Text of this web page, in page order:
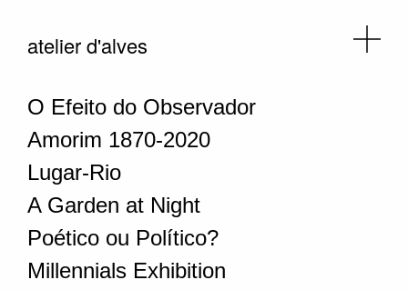
atelier d'alves
O Efeito do Observador
Amorim 1870-2020
Lugar-Rio
A Garden at Night
Poético ou Político?
Millennials Exhibition